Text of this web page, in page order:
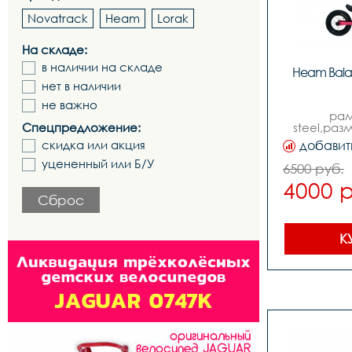
Novatrack
Heam Lorak
На складе:
в наличии на складе
нет в наличии
не важно
Спецпредложение:
скидка или акция
уцененный или Б/У
Сброс
Heam
звезды-
-
6500 руб.
4000